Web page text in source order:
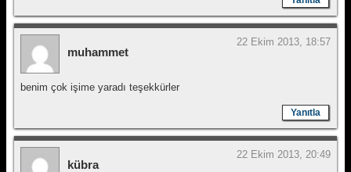
muhammet
22 Ekim 2013, 18:57
benim çok işime yaradı teşekkürler
Yanıtla
kübra
22 Ekim 2013, 20:49